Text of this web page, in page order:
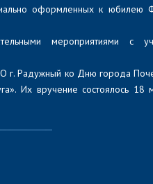
оформленных к юбилею
мероприятиями с
г. Радужный ко Дню города
Их вручение состоялось 18